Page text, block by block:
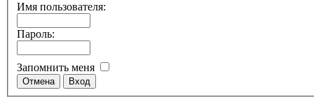
Имя пользователя:
Пароль:
Запомнить меня